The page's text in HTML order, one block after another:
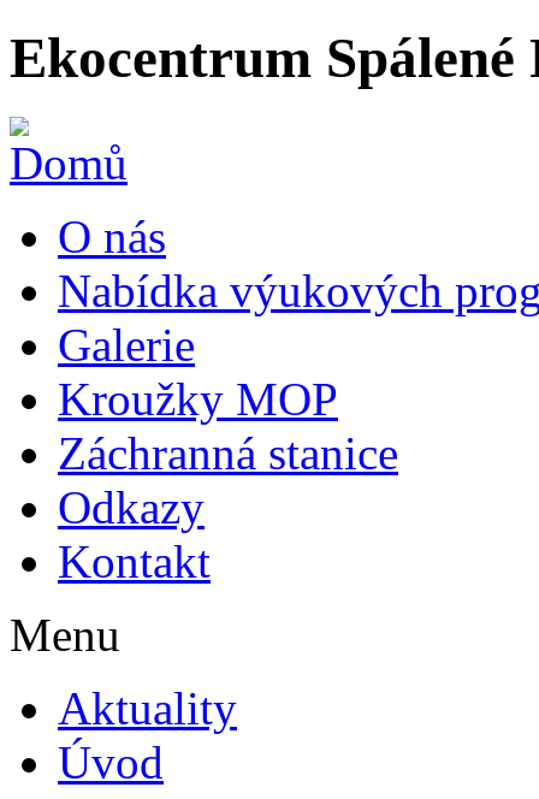
Ekocentrum Spálené
O nás
Nabídka výukových
Galerie
Kroužky MOP
Záchranná stanice
Odkazy
Kontakt
Menu
Aktuality
Úvod